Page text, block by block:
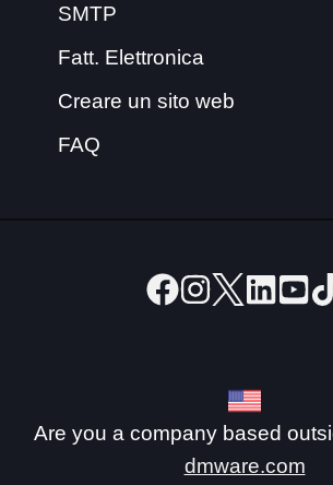
SMTP
Fatt. Elettronica
Creare un sito web
FAQ
Are you a company based
dmware.com